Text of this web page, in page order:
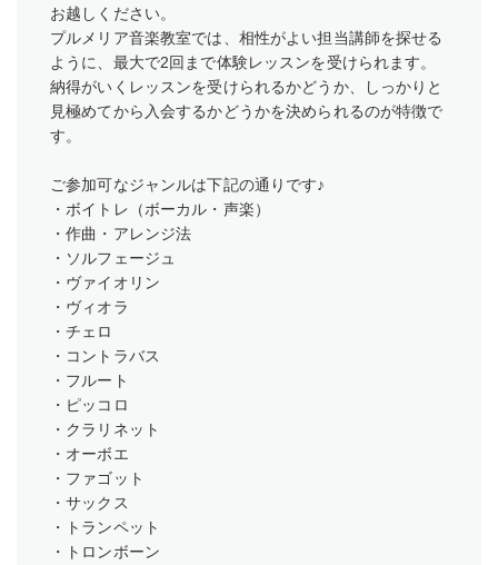
お越しください。
プルメリア音楽教室では、相性がよい担当講師を探せる
ように、最大で2回まで体験レッスンを受けられます。
納得がいくレッスンを受けられるかどうか、しっかりと
見極めてから入会するかどうかを決められるのが特徴で
す。
ご参加可なジャンルは下記の通りです♪
・ボイトレ（ボーカル・声楽）
・作曲・アレンジ法
・ソルフェージュ
・ヴァイオリン
・ヴィオラ
・チェロ
・コントラバス
・フルート
・ピッコロ
・クラリネット
・オーボエ
・ファゴット
・サックス
・トランペット
・トロンボーン